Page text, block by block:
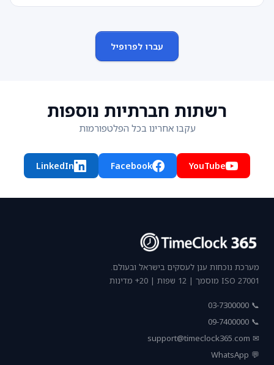
עברו לפרופיל
רשתות חברתיות נוספות
עקבו אחרינו בכל הפלטפורמות
YouTube
Facebook
LinkedIn
מערכת נוכחות ענן לעסקים בישראל ובעולם.
ISO 27001 מוסמך | 12 שפות | 20+ מדינות
📞 03-7300000
📞 09-7400000
✉
support@timeclock365.com
💬 WhatsApp